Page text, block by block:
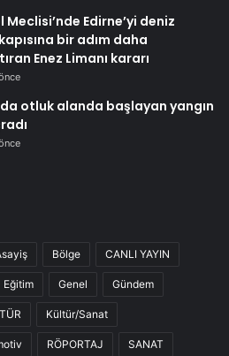
Meclisi’nde Edirne’yi deniz
bir adım daha
Enez Limanı kararı
otluk alanda başlayan yangın
Bölge CANLI YAYIN
Eğitim Genel Gündem
Kültür/Sanat
RÖPORTAJ SANAT